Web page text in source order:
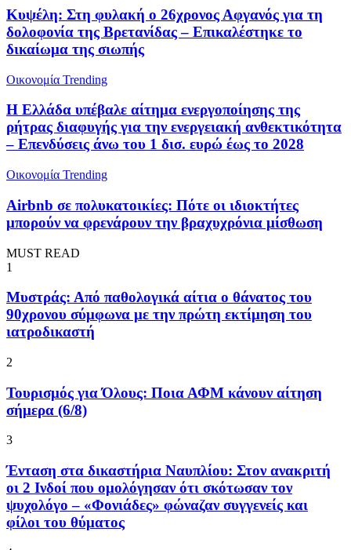
Κυψέλη: Στη φυλακή ο 26χρονος Αφγανός για τη
δολοφονία της Βρετανίδας – Επικαλέστηκε το
δικαίωμα της σιωπής
Oικονομία Trending
Η Ελλάδα υπέβαλε αίτημα ενεργοποίησης της
ρήτρας διαφυγής για την ενεργειακή ανθεκτικότητα
– Επενδύσεις άνω του 1 δισ. ευρώ έως το 2028
Oικονομία Trending
Airbnb σε πολυκατοικίες: Πότε οι ιδιοκτήτες
μπορούν να φρενάρουν την βραχυχρόνια μίσθωση
MUST READ
1
Μυστράς: Από παθολογικά αίτια ο θάνατος του
90χρονου σύμφωνα με την πρώτη εκτίμηση του
ιατροδικαστή
2
Τουρισμός για Όλους: Ποια ΑΦΜ κάνουν αίτηση
σήμερα (6/8)
3
Ένταση στα δικαστήρια Ναυπλίου: Στον ανακριτή
οι 2 Ινδοί που ομολόγησαν ότι σκότωσαν τον
ψυχολόγο – «Φονιάδες» φώναζαν συγγενείς και
φίλοι του θύματος